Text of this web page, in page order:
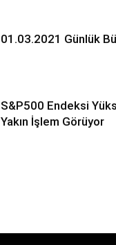
01.03.2021 Günlük
S&P500 Endeksi
Yakın İşlem Görüyor